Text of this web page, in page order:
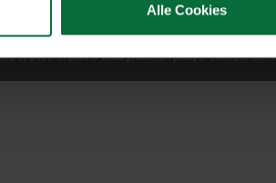
Alle Cookies
of Use Imprint Data protection policy Contract terms